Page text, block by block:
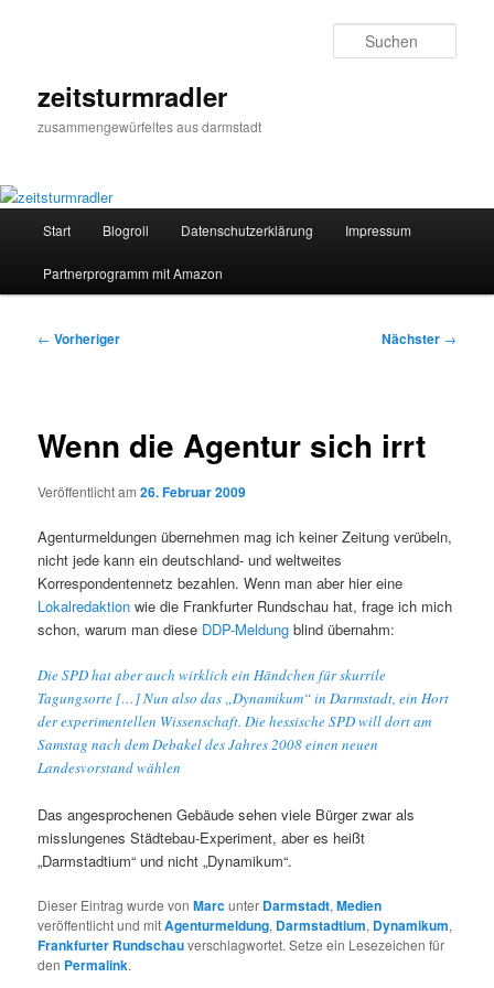
zeitsturmradler
zusammengewürfeltes aus darmstadt
Start Blogroll Datenschutzerklärung Impressum
Partnerprogramm mit Amazon
Beitragsnavigation
← Vorheriger Nächster →
Wenn die Agentur sich irrt
Veröffentlicht am26. Februar 2009
Agenturmeldungen übernehmen mag ich keiner Zeitung verübeln,
nicht jede kann ein deutschland- und weltweites
Korrespondentennetz bezahlen. Wenn man aber hier eine
Lokalredaktion wie die Frankfurter Rundschau hat, frage ich mich
schon, warum man diese DDP-Meldung blind übernahm:
Die SPD hat aber auch wirklich ein Händchen für skurrile
Tagungsorte […] Nun also das „Dynamikum“ in Darmstadt, ein Hort
der experimentellen Wissenschaft. Die hessische SPD will dort am
Samstag nach dem Debakel des Jahres 2008 einen neuen
Landesvorstand wählen
Das angesprochenen Gebäude sehen viele Bürger zwar als
misslungenes Städtebau-Experiment, aber es heißt
„Darmstadtium“ und nicht „Dynamikum“.
Dieser Eintrag wurde vonMarcunter Darmstadt,Medien
veröffentlicht und mitAgenturmeldung, Darmstadtium, Dynamikum,
Frankfurter Rundschauverschlagwortet. Setze ein Lesezeichen für
den Permalink.